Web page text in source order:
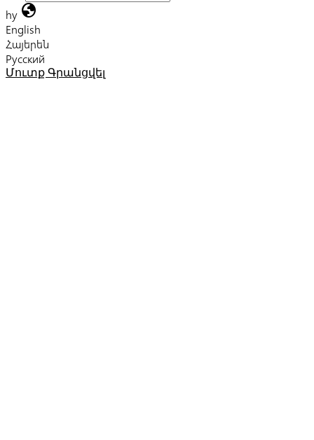
hy globe
English
Հայերեն
Русский
Մուտք Գրանցվել